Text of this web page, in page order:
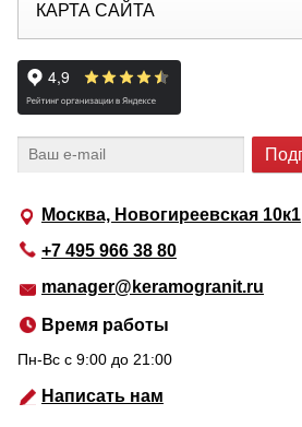
Москва, Новогиреевская 10к1
+7 495 966 38 80
manager@keramogranit.ru
Время работы
Пн-Вс c 9:00 до 21:00
Написать нам
КАРТА САЙТА